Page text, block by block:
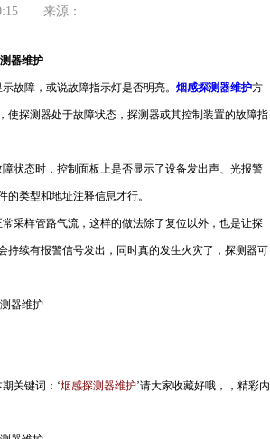
来源：
障，或说故障指示灯是否明亮。 烟感探测器维护方
使探测器处于故障状态，探测器或其控制装置的故障指
态时，控制面板上是否显示了设备发出声、光报警
类型和地址注释信息才行。
样管路气流，这样的做法除了复位以外，也是让探
持续有报警信号发出，同时真的发生火灾了，探测器可
关键词：‘烟感探测器维护’请大家收藏好哦，，精彩内